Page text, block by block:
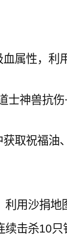
属性，利
士神兽抗
取祝福油
利用沙捐地
续击杀10